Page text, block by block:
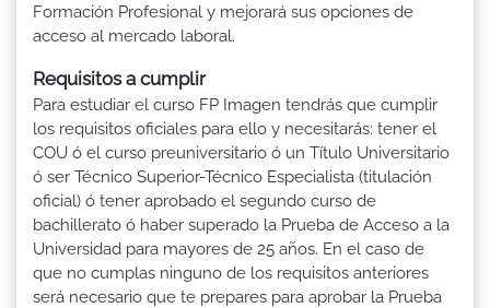
Formación Profesional y mejorará sus opciones de
acceso al mercado laboral.
Requisitos a cumplir
Para estudiar el curso FP Imagen tendrás que cumplir
los requisitos oficiales para ello y necesitarás: tener el
COU ó el curso preuniversitario ó un Título Universitario
ó ser Técnico Superior-Técnico Especialista (titulación
oficial) ó tener aprobado el segundo curso de
bachillerato ó haber superado la Prueba de Acceso a la
Universidad para mayores de 25 años. En el caso de
que no cumplas ninguno de los requisitos anteriores
será necesario que te prepares para aprobar la Prueba